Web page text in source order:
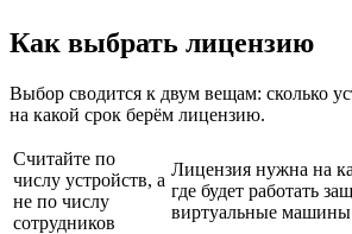
Как выбрать лицензию
Выбор сводится к двум вещам: сколько
на какой срок берём лицензию.
Считайте по
числу устройств, а
не по числу
сотрудников
Лицензия нужна на
где будет работать
виртуальные